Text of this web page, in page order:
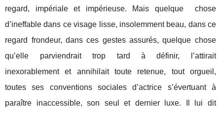
regard, impériale et impérieuse. Mais quelque
chose
d’ineffable dans ce visage lisse, insolemment beau, dans ce
regard frondeur, dans ces gestes assurés, quelque chose
qu’elle parviendrait trop tard à définir, l’attirait
inexorablement et annihilait toute retenue, tout orgueil,
toutes ses conventions sociales d’actrice s’évertuant à
paraître inaccessible, son seul et dernier luxe. Il lui dit